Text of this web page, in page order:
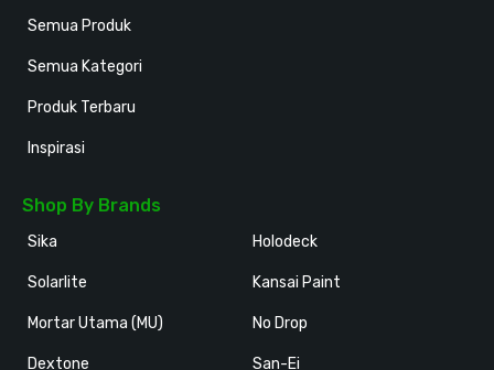
Semua Produk
Semua Kategori
Produk Terbaru
Inspirasi
Shop By Brands
Sika
Solarlite
Mortar Utama (MU)
Dextone
Holodeck
Kansai Paint
No Drop
San-Ei